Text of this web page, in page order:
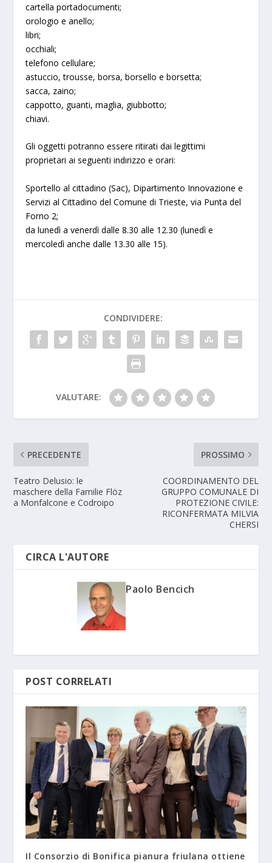
cartella portadocumenti;
orologio e anello;
libri;
occhiali;
telefono cellulare;
astuccio, trousse, borsa, borsello e borsetta;
sacca, zaino;
cappotto, guanti, maglia, giubbotto;
chiavi.
Gli oggetti potranno essere ritirati dai legittimi
proprietari ai seguenti indirizzo e orari:
Sportello al cittadino (Sac), Dipartimento Innovazione e
Servizi al Cittadino del Comune di Trieste, via Punta del
Forno 2;
da lunedì a venerdì dalle 8.30 alle 12.30 (lunedì e
mercoledì anche dalle 13.30 alle 15).
CONDIVIDERE:
VALUTARE:
PRECEDENTE
Teatro Delusio: le
maschere della Familie Flöz
a Monfalcone e Codroipo
PROSSIMO
COORDINAMENTO DEL
GRUPPO COMUNALE DI
PROTEZIONE CIVILE:
RICONFERMATA MILVIA
CHERSI
CIRCA L'AUTORE
Paolo Bencich
POST CORRELATI
Il Consorzio di Bonifica pianura friulana ottiene